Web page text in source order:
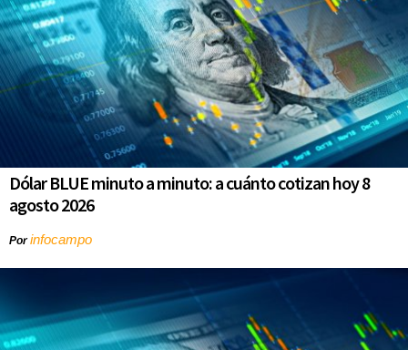
Dólar BLUE minuto a minuto: a cuánto cotizan hoy 8
agosto 2026
Porinfocampo